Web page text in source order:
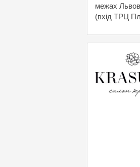
межах
(вхід ТРЦ